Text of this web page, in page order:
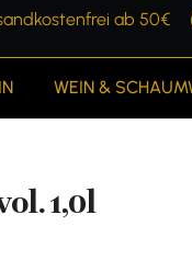
ab 50€
WEIN &
1,0l